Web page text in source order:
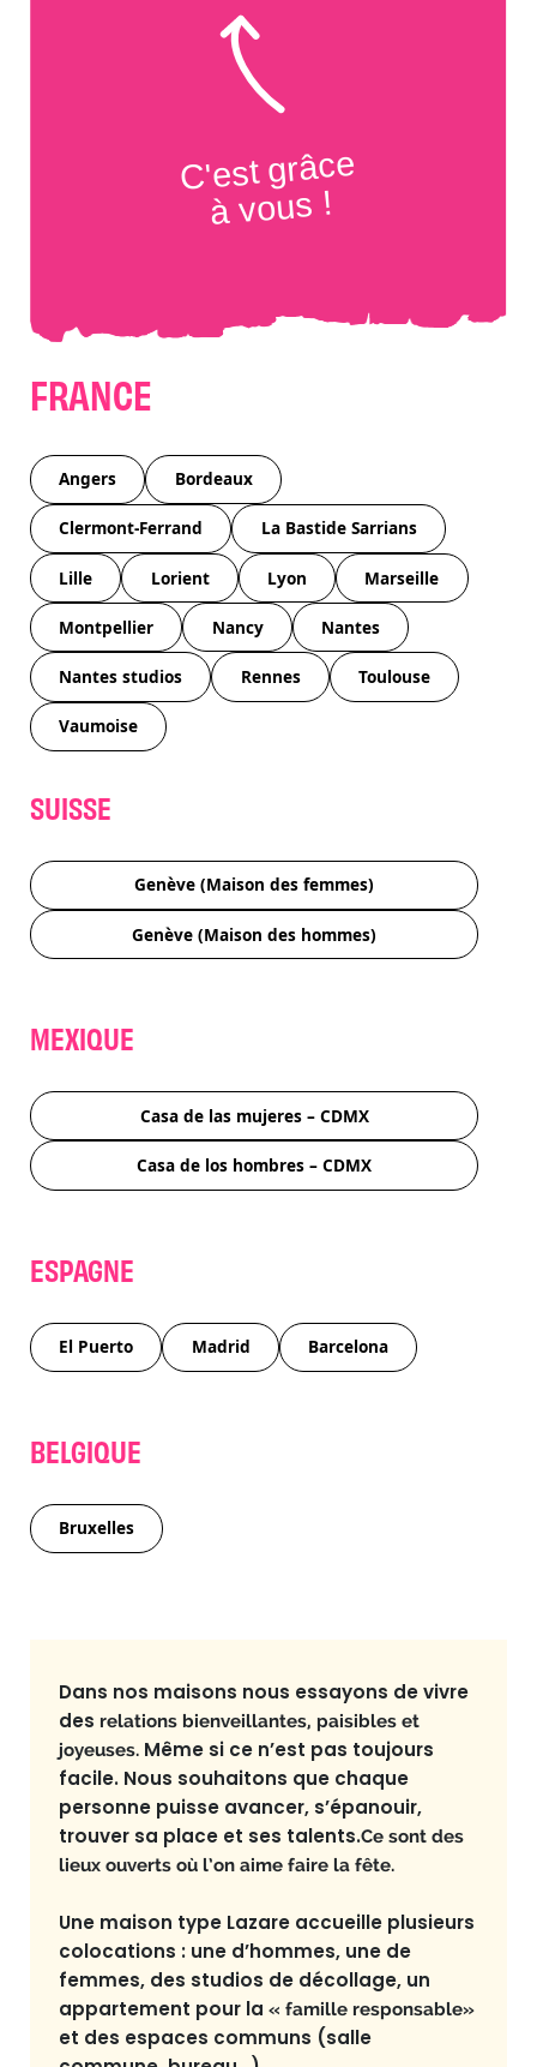
C'est grâce
à vous !
FRANCE
Angers Bordeaux
Clermont-Ferrand La Bastide Sarrians
Lille Lorient Lyon Marseille
Montpellier Nancy Nantes
Nantes studios Rennes Toulouse
Vaumoise
SUISSE
Genève (Maison des femmes)
Genève (Maison des hommes)
MEXIQUE
Casa de las mujeres – CDMX
Casa de los hombres – CDMX
ESPAGNE
El Puerto Madrid Barcelona
BELGIQUE
Bruxelles
Dans nos maisons nous essayons de vivre
des relations bienveillantes, paisibles et
joyeuses. Même si ce n’est pas toujours
facile. Nous souhaitons que chaque
personne puisse avancer, s’épanouir,
trouver sa place et ses talents.Ce sont des
lieux ouverts où l’on aime faire la fête.
Une maison type Lazare accueille plusieurs
colocations : une d’hommes, une de
femmes, des studios de décollage, un
appartement pour la « famille responsable»
et des espaces communs (salle